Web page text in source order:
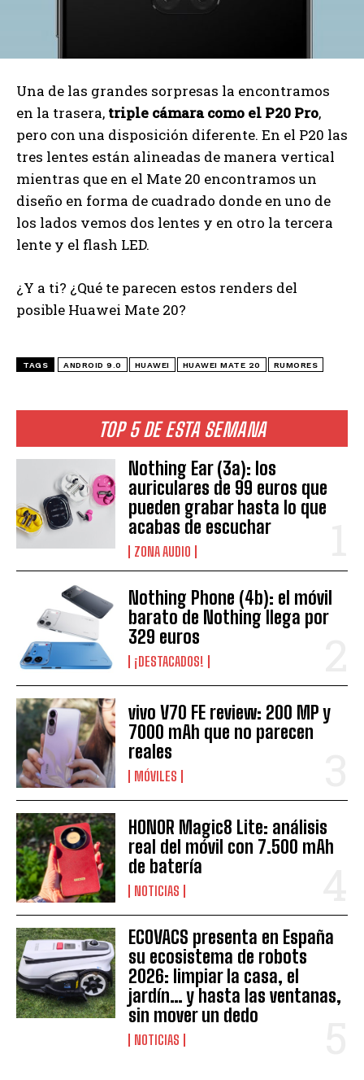
TOP 5 DE ESTA SEMANA
Nothing Ear (3a): los
auriculares de 99 euros que
pueden grabar hasta lo que
acabas de escuchar
ZONA AUDIO
Nothing Phone (4b): el móvil
barato de Nothing llega por
329 euros
¡DESTACADOS!
vivo V70 FE review: 200 MP y
7000 mAh que no parecen
reales
MÓVILES
HONOR Magic8 Lite: análisis
real del móvil con 7.500 mAh
de batería
NOTICIAS
ECOVACS presenta en España
su ecosistema de robots
2026: limpiar la casa, el
jardín… y hasta las ventanas,
sin mover un dedo
NOTICIAS
Una de las grandes sorpresas la encontramos
en la trasera, triple cámara como el P20 Pro,
pero con una disposición diferente. En el P20 las
tres lentes están alineadas de manera vertical
mientras que en el Mate 20 encontramos un
diseño en forma de cuadrado donde en uno de
los lados vemos dos lentes y en otro la tercera
lente y el flash LED.
¿Y a ti? ¿Qué te parecen estos renders del
posible Huawei Mate 20?
TAGS ANDROID 9.0 HUAWEI HUAWEI MATE 20 RUMORES